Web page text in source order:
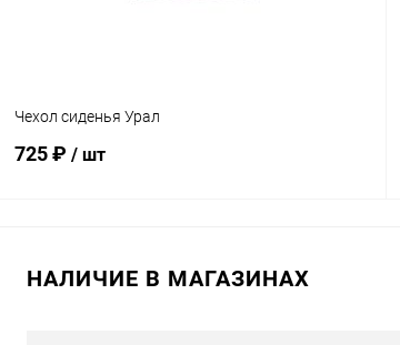
Чехол сиденья Урал
725 ₽ / шт
НАЛИЧИЕ В МАГАЗИНАХ